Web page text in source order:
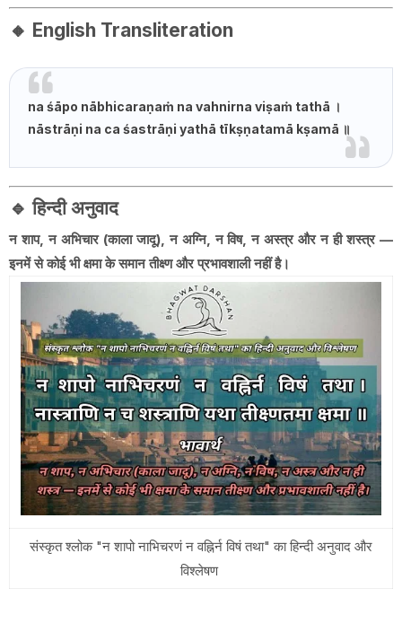
🔸 English Transliteration
na śāpo nābhicaraṇaṁ na vahnirna viṣaṁ tathā ।
nāstrāṇi na ca śastrāṇi yathā tīkṣṇatamā kṣamā ॥
🔹हिन्दी अनुवाद
न शाप, न अभिचार (काला जादू), न अग्नि, न विष, न अस्त्र और न ही शस्त्र —
इनमें से कोई भी क्षमा के समान तीक्ष्ण और प्रभावशाली नहीं है।
संस्कृत श्लोक "न शापो नाभिचरणं न वह्निर्न विषं तथा" का हिन्दी अनुवाद और
विश्लेषण